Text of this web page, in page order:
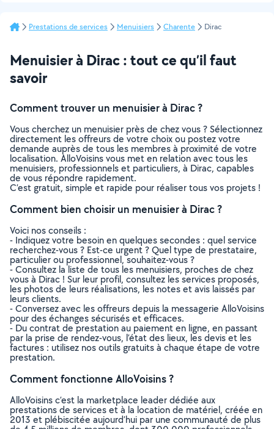
Prestations de services Menuisiers Charente Dirac
Menuisier à Dirac : tout ce qu’il faut
savoir
Comment trouver un menuisier à Dirac ?
Vous cherchez un menuisier près de chez vous ? Sélectionnez
directement les offreurs de votre choix ou postez votre
demande auprès de tous les membres à proximité de votre
localisation. AlloVoisins vous met en relation avec tous les
menuisiers, professionnels et particuliers, à Dirac, capables
de vous répondre rapidement.
C’est gratuit, simple et rapide pour réaliser tous vos projets !
Comment bien choisir un menuisier à Dirac ?
Voici nos conseils :
- Indiquez votre besoin en quelques secondes : quel service
recherchez-vous ? Est-ce urgent ? Quel type de prestataire,
particulier ou professionnel, souhaitez-vous ?
- Consultez la liste de tous les menuisiers, proches de chez
vous à Dirac ! Sur leur profil, consultez les services proposés,
les photos de leurs réalisations, les notes et avis laissés par
leurs clients.
- Conversez avec les offreurs depuis la messagerie AlloVoisins
pour des échanges sécurisés et efficaces.
- Du contrat de prestation au paiement en ligne, en passant
par la prise de rendez-vous, l’état des lieux, les devis et les
factures : utilisez nos outils gratuits à chaque étape de votre
prestation.
Comment fonctionne AlloVoisins ?
AlloVoisins c’est la marketplace leader dédiée aux
prestations de services et à la location de matériel, créée en
2013 et plébiscitée aujourd’hui par une communauté de plus